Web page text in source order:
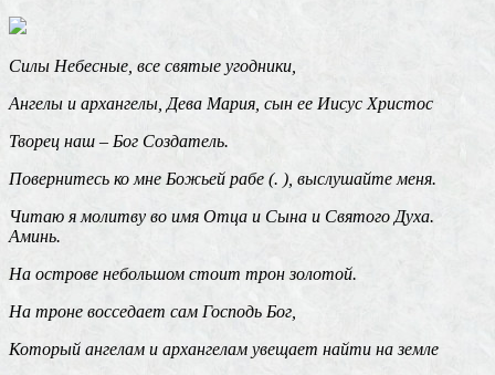
Силы Небесные, все святые угодники,
Ангелы и архангелы, Дева Мария, сын ее Иисус Христос
Творец наш – Бог Создатель.
Повернитесь ко мне Божьей рабе (. ), выслушайте меня.
Читаю я молитву во имя Отца и Сына и Святого Духа.
Аминь.
На острове небольшом стоит трон золотой.
На троне восседает сам Господь Бог,
Который ангелам и архангелам увещает найти на земле